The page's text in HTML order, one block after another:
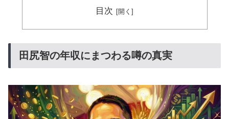
目次
田尻智の年収にまつわる噂の真実